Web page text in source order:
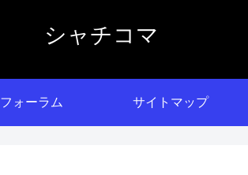
シャチコマ
フォーラム サイトマップ